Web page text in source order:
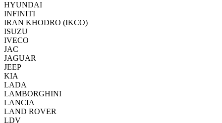
HYUNDAI
INFINITI
IRAN KHODRO (IKCO)
ISUZU
IVECO
JAC
JAGUAR
JEEP
KIA
LADA
LAMBORGHINI
LANCIA
LAND ROVER
LDV